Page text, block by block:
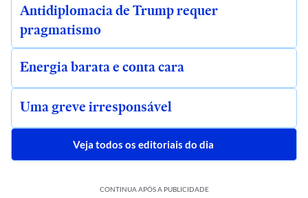
Antidiplomacia de Trump requer
pragmatismo
Energia barata e conta cara
Uma greve irresponsável
Veja todos os editoriais do dia
CONTINUA APÓS A PUBLICIDADE